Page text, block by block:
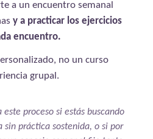
a un encuentro semanal
y a practicar los ejercicios
encuentro.
no un curso
grupal.
proceso si estás buscando
práctica sostenida, o si por